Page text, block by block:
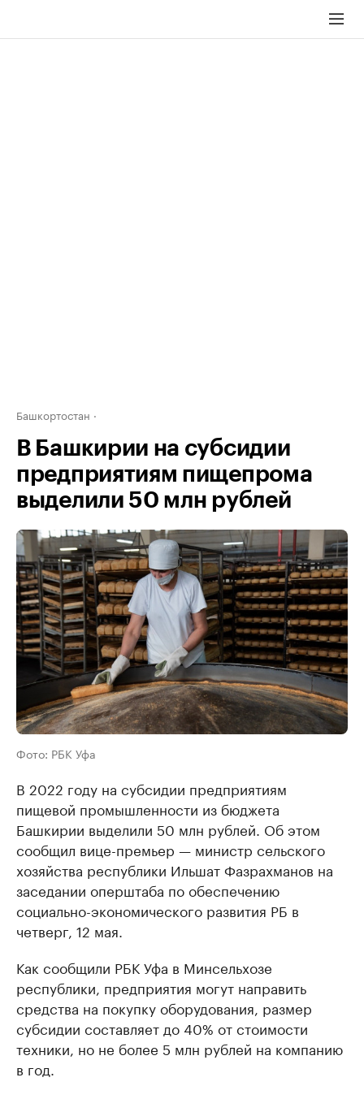
Башкортостан
В Башкирии на субсидии
предприятиям пищепрома
выделили 50 млн рублей
Фото: РБК Уфа
В 2022 году на субсидии предприятиям
пищевой промышленности из бюджета
Башкирии выделили 50 млн рублей. Об этом
сообщил вице-премьер — министр сельского
хозяйства республики Ильшат Фазрахманов на
заседании оперштаба по обеспечению
социально-экономического развития РБ в
четверг, 12 мая.
Как сообщили РБК Уфа в Минсельхозе
республики, предприятия могут направить
средства на покупку оборудования, размер
субсидии составляет до 40% от стоимости
техники, но не более 5 млн рублей на компанию
в год.